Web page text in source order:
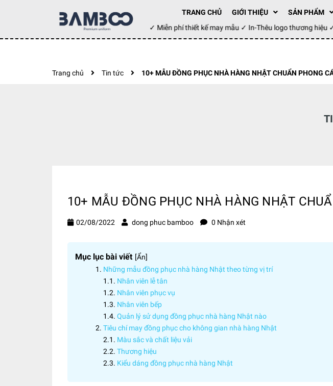
TRANG CHỦ GIỚI THIỆU SẢN PHẨM
Đặt hàng hôm nay ✓ Miễn phí thiết kế may mẫu ✓ In-Thêu logo thương
Trang chủ Tin tức 10+ MẪU ĐỒNG PHỤC NHÀ HÀNG NHẬT CHUẨN PHONG
10+ MẪU ĐỒNG PHỤC NHÀ HÀNG NHẬT
02/08/2022 dong phuc bamboo 0 Nhận xét
Mục lục bài viết [Ẩn]
Những mẫu đồng phục nhà hàng Nhật theo từng vị trí
Nhân viên lễ tân
Nhân viên phục vụ
Nhân viên bếp
Quản lý sử dụng đồng phục nhà hàng Nhật nào
Tiêu chí may đồng phục cho không gian nhà hàng Nhật
Màu sắc và chất liệu vải
Thương hiệu
Kiểu dáng đồng phục nhà hàng Nhật